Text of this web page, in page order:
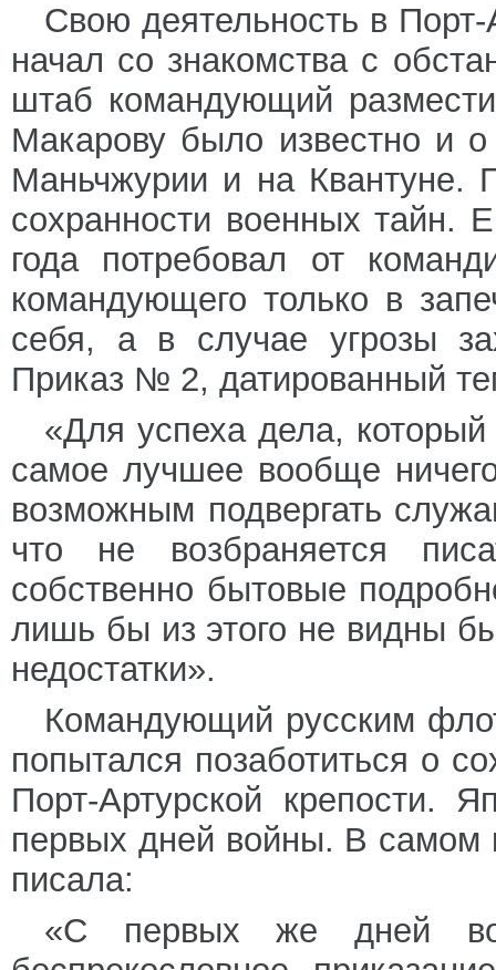
Свою деятельность в
начал со знакомства с
штаб командующий
Макарову было известно и
Маньчжурии и на Квантуне.
сохранности военных
года потребовал от
командующего только в
себя, а в случае угрозы
Приказ № 2, датированный
«Для успеха дела,
самое лучшее вообще
возможным подвергать
что не возбраняется
собственно бытовые
лишь бы из этого не видны
недостатки».
Командующий русским
попытался позаботиться о
Порт-Артурской крепости.
первых дней войны. В самом
писала:
«С первых же дней